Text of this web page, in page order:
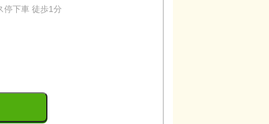
停下車 徒歩1分